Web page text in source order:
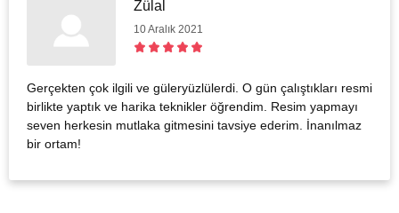
Zülal
10 Aralık 2021
Gerçekten çok ilgili ve güleryüzlülerdi. O gün çalıştıkları resmi
birlikte yaptık ve harika teknikler öğrendim. Resim yapmayı
seven herkesin mutlaka gitmesini tavsiye ederim. İnanılmaz
bir ortam!